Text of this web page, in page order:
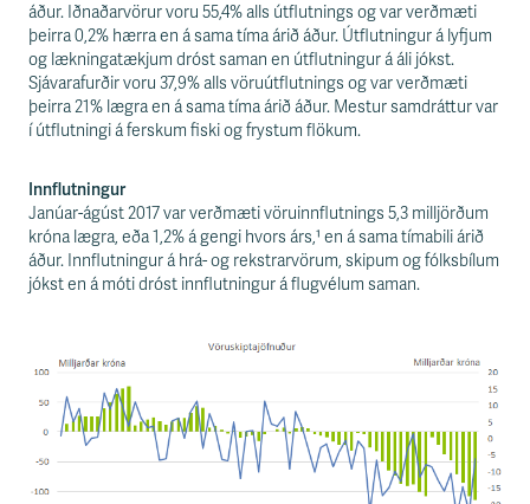
áður. Iðnaðarvörur voru 55,4% alls útflutnings og var verðmæti
þeirra 0,2% hærra en á sama tíma árið áður. Útflutningur á lyfjum
og lækningatækjum dróst saman en útflutningur á áli jókst.
Sjávarafurðir voru 37,9% alls vöruútflutnings og var verðmæti
þeirra 21% lægra en á sama tíma árið áður. Mestur samdráttur var
í útflutningi á ferskum fiski og frystum flökum.
Innflutningur
Janúar-ágúst 2017 var verðmæti vöruinnflutnings 5,3 milljörðum
króna lægra, eða 1,2% á gengi hvors árs,¹ en á sama tímabili árið
áður. Innflutningur á hrá- og rekstrarvörum, skipum og fólksbílum
jókst en á móti dróst innflutningur á flugvélum saman.